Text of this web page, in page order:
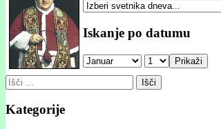
Iskanje po datumu
Prikaži
Išči:
Kategorije